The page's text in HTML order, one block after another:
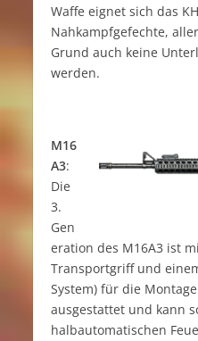
Waffe eignet sich das
Nahkampfgefechte,
Grund auch keine
werden.
M16
A3:
Die
3.
Gen
eration des M16A3 ist
Transportgriff und
System) für die
ausgestattet und kann
halbautomatischen